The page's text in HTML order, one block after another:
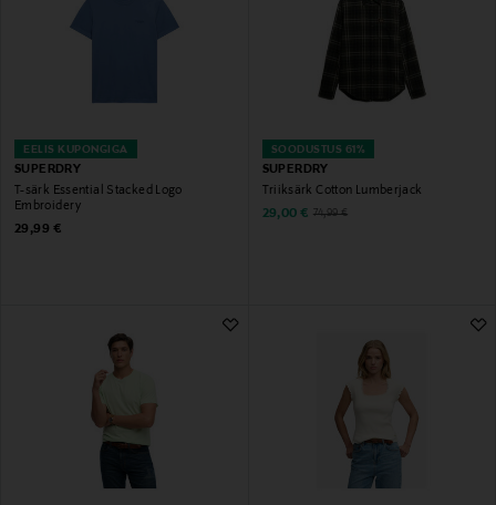
EELIS KUPONGIGA
SUPERDRY
T-särk Essential Stacked Logo
Embroidery
Original Price
29,99 €
SOODUSTUS 61%
SUPERDRY
Triiksärk Cotton Lumberjack
Discounted Price
29,00 € Original Price
74,99 €